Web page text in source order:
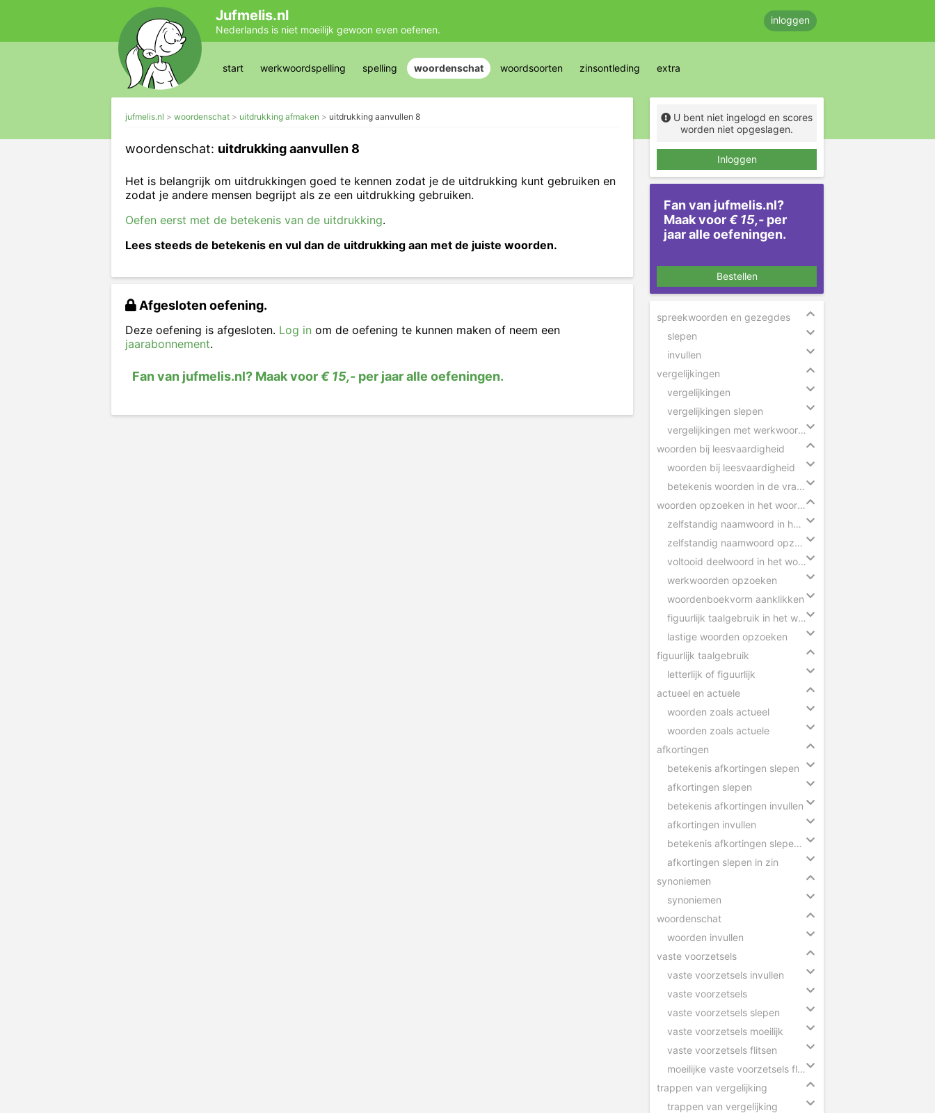
Jufmelis.nl
Nederlands is niet moeilijk gewoon even oefenen.
inloggen
start werkwoordspelling spelling woordenschat woordsoorten zinsontleding extra
jufmelis.nl woordenschat uitdrukking afmaken uitdrukking aanvullen 8
woordenschat: uitdrukking aanvullen 8
Het is belangrijk om uitdrukkingen goed te kennen zodat je de uitdrukking kunt gebruiken en
zodat je andere mensen begrijpt als ze een uitdrukking gebruiken.
Oefen eerst met de betekenis van de uitdrukking.
Lees steeds de betekenis en vul dan de uitdrukking aan met de juiste woorden.
Afgesloten oefening.
Deze oefening is afgesloten. Log in om de oefening te kunnen maken of neem een
jaarabonnement.
Fan van jufmelis.nl? Maak voor€ 15,- per jaar alle oefeningen.
U bent niet ingelogd en scores
worden niet opgeslagen.
Inloggen
Fan van jufmelis.nl?
Maak voor€ 15,- per
jaar alle oefeningen.
Bestellen
spreekwoorden en gezegdes
slepen
invullen
vergelijkingen
vergelijkingen
vergelijkingen slepen
vergelijkingen met werkwoorden
woorden bij leesvaardigheid
woorden bij leesvaardigheid
betekenis woorden in de vragen
woorden opzoeken in het woordenboek
zelfstandig naamwoord in het woordenboek
zelfstandig naamwoord opzoeken
voltooid deelwoord in het woordenboek
werkwoorden opzoeken
woordenboekvorm aanklikken
figuurlijk taalgebruik in het woordenboek
lastige woorden opzoeken
figuurlijk taalgebruik
letterlijk of figuurlijk
actueel en actuele
woorden zoals actueel
woorden zoals actuele
afkortingen
betekenis afkortingen slepen
afkortingen slepen
betekenis afkortingen invullen
afkortingen invullen
betekenis afkortingen slepen in zin
afkortingen slepen in zin
synoniemen
synoniemen
woordenschat
woorden invullen
vaste voorzetsels
vaste voorzetsels invullen
vaste voorzetsels
vaste voorzetsels slepen
vaste voorzetsels moeilijk
vaste voorzetsels flitsen
moeilijke vaste voorzetsels flitsen
trappen van vergelijking
trappen van vergelijking